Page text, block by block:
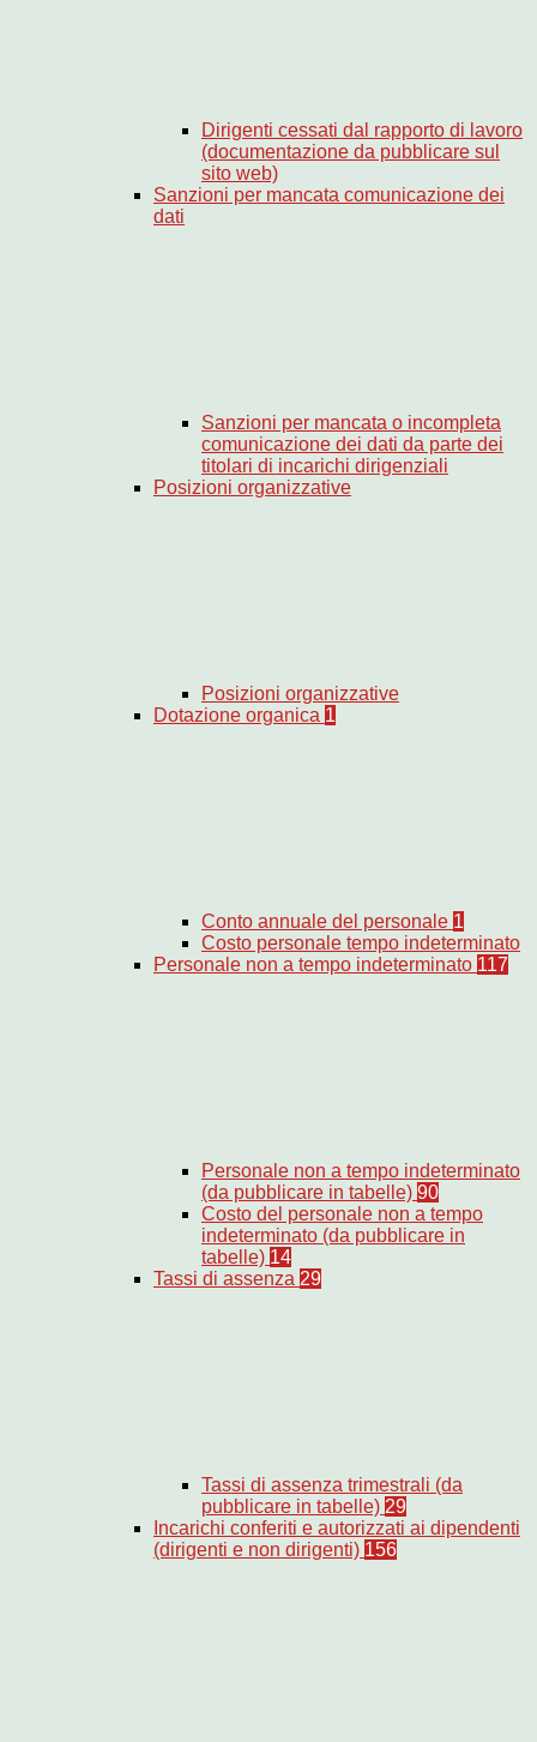
Dirigenti cessati dal rapporto di lavoro
(documentazione da pubblicare sul
sito web)
Sanzioni per mancata comunicazione dei
dati
Sanzioni per mancata o incompleta
comunicazione dei dati da parte dei
titolari di incarichi dirigenziali
Posizioni organizzative
Posizioni organizzative
Dotazione organica 1
Conto annuale del personale 1
Costo personale tempo indeterminato
Personale non a tempo indeterminato 117
Personale non a tempo indeterminato
(da pubblicare in tabelle) 90
Costo del personale non a tempo
indeterminato (da pubblicare in
tabelle) 14
Tassi di assenza 29
Tassi di assenza trimestrali (da
pubblicare in tabelle) 29
Incarichi conferiti e autorizzati ai dipendenti
(dirigenti e non dirigenti) 156